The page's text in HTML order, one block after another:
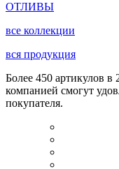
ОТЛИВЫ
все коллекции
вся продукция
Более 450 артикулов
компанией смогут
покупателя.